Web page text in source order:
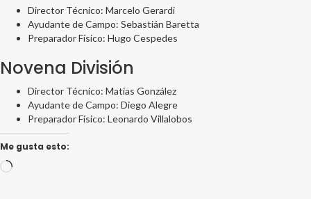
Director Técnico: Marcelo Gerardi
Ayudante de Campo: Sebastián Baretta
Preparador Físico: Hugo Cespedes
Novena División
Director Técnico: Matías González
Ayudante de Campo: Diego Alegre
Preparador Físico: Leonardo Villalobos
Me gusta esto:
Cargando...